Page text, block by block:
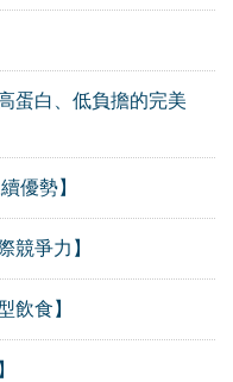
蛋白、低負擔的完美
優勢】
競爭力】
飲食】